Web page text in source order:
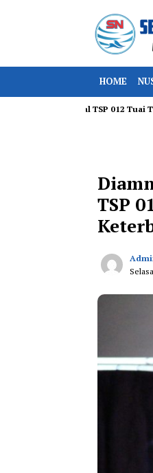
HOME
Perihal TSP 012 Tuai Tanya,
TSP